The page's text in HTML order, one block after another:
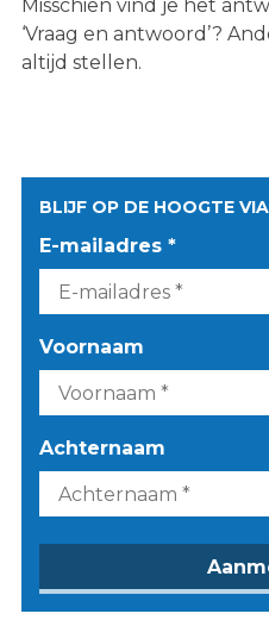
Misschien vind je het
‘Vraag en antwoord’?
altijd stellen.
BLIJF OP DE HOOGTE
E-mailadres *
Voornaam
Achternaam